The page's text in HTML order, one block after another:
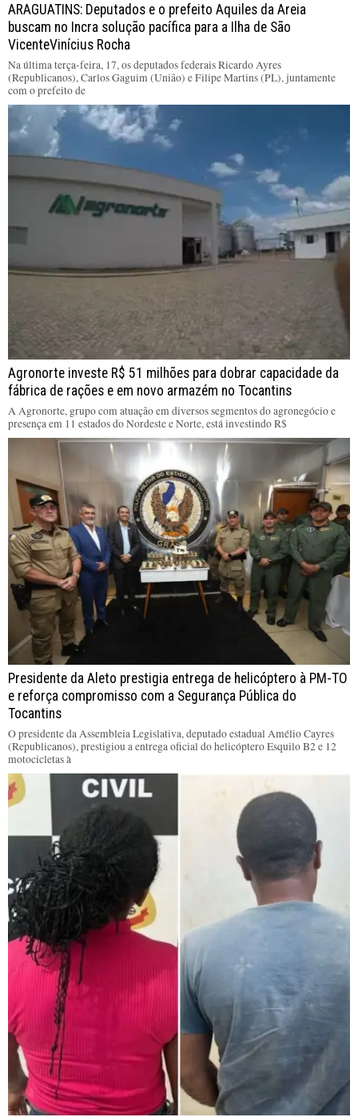
ARAGUATINS: Deputados e o prefeito Aquiles da Areia
buscam no Incra solução pacífica para a Ilha de São
VicenteVinícius Rocha
Na última terça-feira, 17, os deputados federais Ricardo Ayres
(Republicanos), Carlos Gaguim (União) e Filipe Martins (PL), juntamente
com o prefeito de
Agronorte investe R$ 51 milhões para dobrar capacidade da
fábrica de rações e em novo armazém no Tocantins
A Agronorte, grupo com atuação em diversos segmentos do agronegócio e
presença em 11 estados do Nordeste e Norte, está investindo R$
Presidente da Aleto prestigia entrega de helicóptero à PM-TO
e reforça compromisso com a Segurança Pública do
Tocantins
O presidente da Assembleia Legislativa, deputado estadual Amélio Cayres
(Republicanos), prestigiou a entrega oficial do helicóptero Esquilo B2 e 12
motocicletas à